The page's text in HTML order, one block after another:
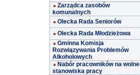
Zarządca zasobów
komunalnych
Olecka Rada Seniorów
Olecka Rada Młodzieżowa
Gminna Komisja
Rozwiązywania Problemów
Alkoholowych
Nabór pracowników na wolne
stanowiska pracy